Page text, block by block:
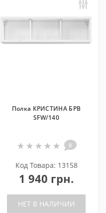
Полка КРИСТИНА БРВ
SFW/140
0
Код Товара: 13158
1 940 грн.
НЕТ В НАЛИЧИИ